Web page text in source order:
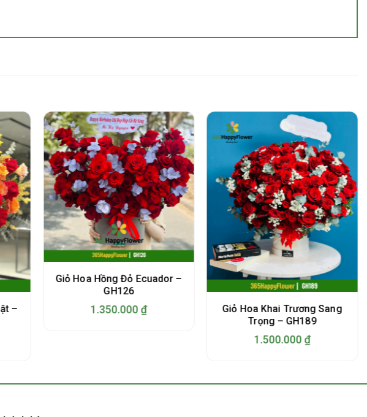
–
Giỏ Hoa Hồng Đỏ Ecuador –
GH126
1.350.000 ₫
Giỏ Hoa Khai Trương Sang
Trọng – GH189
1.500.000 ₫